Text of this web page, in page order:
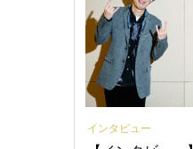
インタビュー